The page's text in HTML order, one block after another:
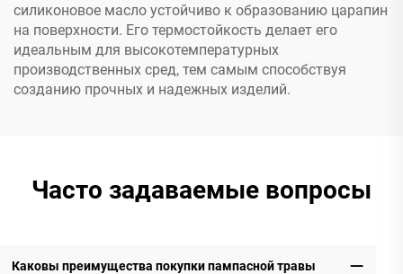
силиконовое масло устойчиво к образованию царапин
на поверхности. Его термостойкость делает его
идеальным для высокотемпературных
производственных сред, тем самым способствуя
созданию прочных и надежных изделий.
Часто задаваемые вопросы
Каковы преимущества покупки пампасной травы